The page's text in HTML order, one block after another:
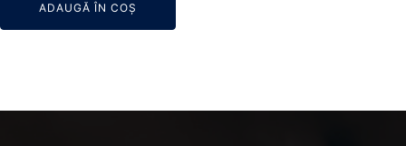
a
fost:
este:
399,00 lei.
ADAUGĂ ÎN COȘ